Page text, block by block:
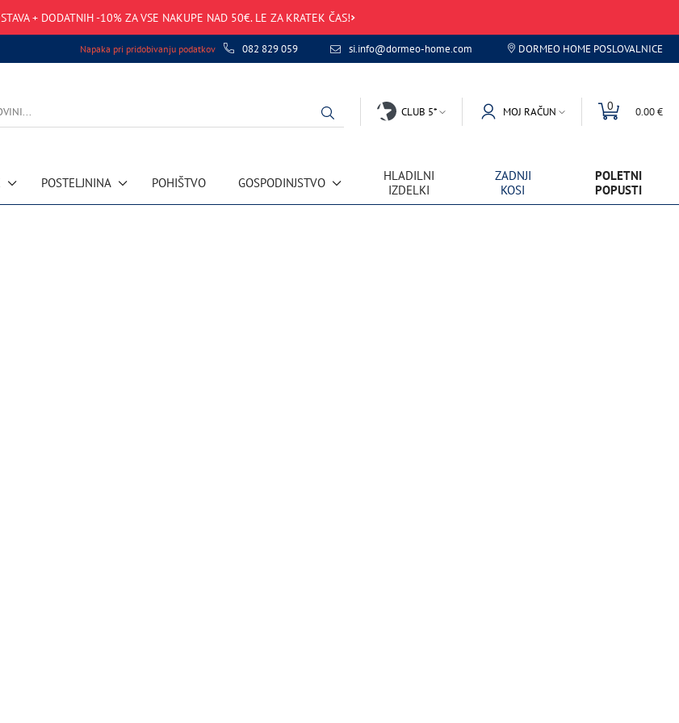
+ DODATNIH -10% ZA VSE NAKUPE NAD 50€. LE ZA KRATEK ČAS!
Napaka pri pridobivanju podatkov 082 829 059 si.info@dormeo-home.com DORMEO HOME POSLOVALNICE
CLUB 5* MOJ RAČUN 0 0.00 €
POSTELJNINA POHIŠTVO GOSPODINJSTVO
HLADILNI
IZDELKI
ZADNJI
KOSI
POLETNI
POPUSTI